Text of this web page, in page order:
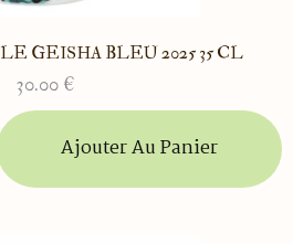
GEISHA BLEU 2025 35 CL
30.00 €
Ajouter Au Panier